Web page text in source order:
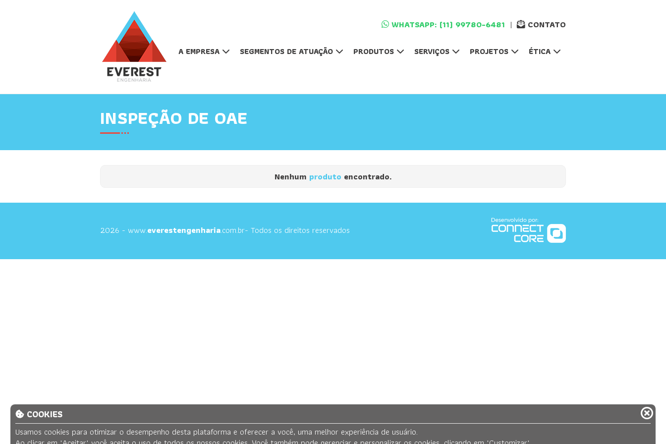
WHATSAPP: (11) 99780-6481 | CONTATO
A EMPRESA SEGMENTOS DE ATUAÇÃO PRODUTOS SERVIÇOS PROJETOS ÉTICA
INSPEÇÃO DE OAE
Nenhum produto encontrado.
2026 - www.everestengenharia.com.br- Todos os direitos reservados
COOKIES
Usamos cookies para otimizar o desempenho desta plataforma e oferecer a você, uma melhor experiência de usuário.